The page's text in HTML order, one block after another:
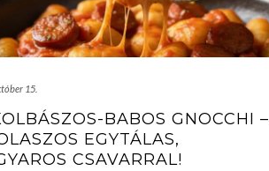
15.
BABOS GNOCCHI –
EGYTÁLAS,
CSAVARRAL!